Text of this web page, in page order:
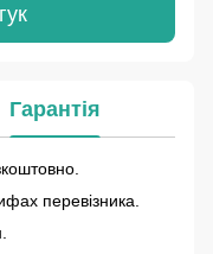
Гарантія
перевізника.